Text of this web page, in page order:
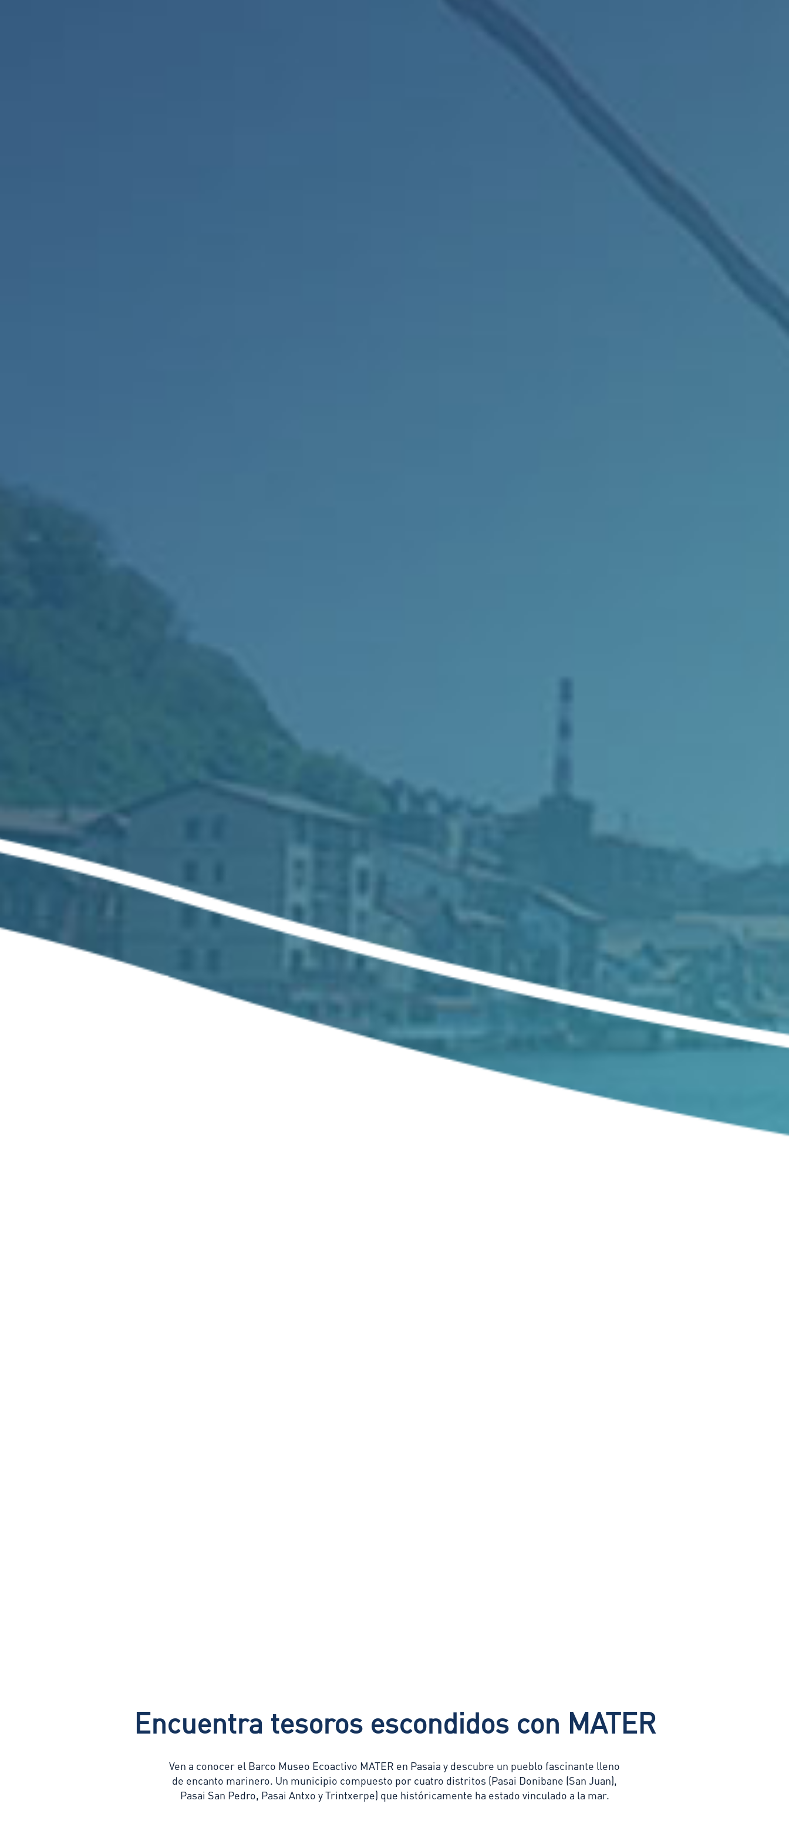
Encuentra tesoros escondidos con MATER
Ven a conocer el Barco Museo Ecoactivo MATER en Pasaia y descubre un pueblo fascinante lleno
de encanto marinero. Un municipio compuesto por cuatro distritos (Pasai Donibane (San Juan),
Pasai San Pedro, Pasai Antxo y Trintxerpe) que históricamente ha estado vinculado a la mar.